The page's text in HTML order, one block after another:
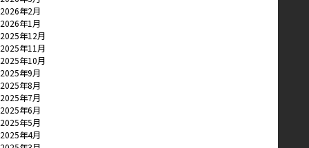
2026年2月
2026年1月
2025年12月
2025年11月
2025年10月
2025年9月
2025年8月
2025年7月
2025年6月
2025年5月
2025年4月